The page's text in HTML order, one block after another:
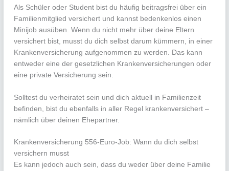
Als Schüler oder Student bist du häufig beitragsfrei über ein
Familienmitglied versichert und kannst bedenkenlos einen
Minijob ausüben. Wenn du nicht mehr über deine Eltern
versichert bist, musst du dich selbst darum kümmern, in einer
Krankenversicherung aufgenommen zu werden. Das kann
entweder eine der gesetzlichen Krankenversicherungen oder
eine private Versicherung sein.
Solltest du verheiratet sein und dich aktuell in Familienzeit
befinden, bist du ebenfalls in aller Regel krankenversichert –
nämlich über deinen Ehepartner.
Krankenversicherung 556-Euro-Job: Wann du dich selbst
versichern musst
Es kann jedoch auch sein, dass du weder über deine Familie